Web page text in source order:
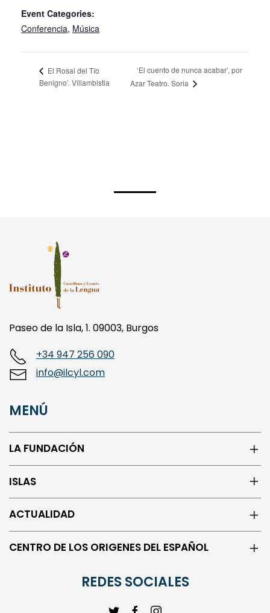
Event Categories:
Conferencia, Música
El Rosal del Tío
Benigno’. Villambistia
‘El cuento de nunca acabar’, por
Azar Teatro. Soria
Paseo de la Isla, 1. 09003, Burgos
+34 947 256 090
info@ilcyl.com
MENÚ
LA FUNDACIÓN
ISLAS
ACTUALIDAD
CENTRO DE LOS ORIGENES DEL ESPAÑOL
REDES SOCIALES